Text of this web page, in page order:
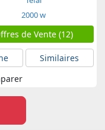
2000 w
de Vente (12)
Similaires